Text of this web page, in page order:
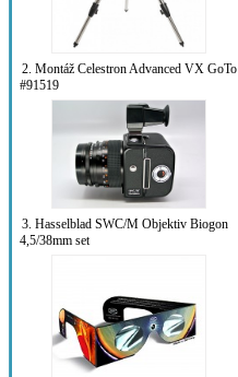
2. Montáž Celestron Advanced VX GoTo
#91519
3. Hasselblad SWC/M Objektiv Biogon
4,5/38mm set